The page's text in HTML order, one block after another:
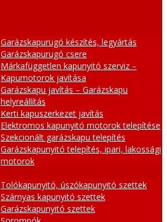
Garázskapurugó készítés, legyártás
Garázskapurugó csere
Márkafüggetlen kapunyitó szerviz –
Kapumotorok javítása
Garázskapu javítás – Garázskapu
helyreállítás
Kerti kapuszerkezet javítás
Elektromos kapunyitó motorok telepítése
Szekcionált garázskapu telepítés
Garázskapunyitó telepítés, ipari, lakossági
motorok
Tolókapunyitó, úszókapunyitó szettek
Szárnyas kapunyitó szettek
Garázskapunyitó szettek